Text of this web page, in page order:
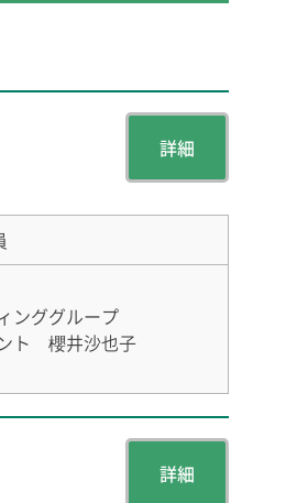
詳細
ンググループ
ト 櫻井沙也子
詳細